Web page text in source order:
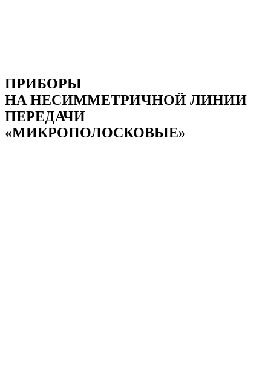
ПРИБОРЫ
НА НЕСИММЕТРИЧНОЙ ЛИНИИ
ПЕРЕДАЧИ
«МИКРОПОЛОСКОВЫЕ»